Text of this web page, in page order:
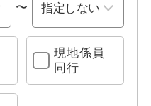
〜
現地係員
同行